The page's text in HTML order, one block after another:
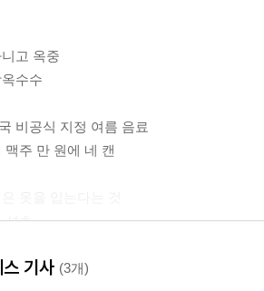
고 옥중
수수
비공식 지정 여름 음료
주 만 원에 네 캔
셔츠
면 엄습하는 패배감이 있다
기사 (3개)